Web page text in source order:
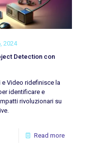
2024
Detection con
Video ridefinisce la
identificare e
rivoluzionari su
Read more